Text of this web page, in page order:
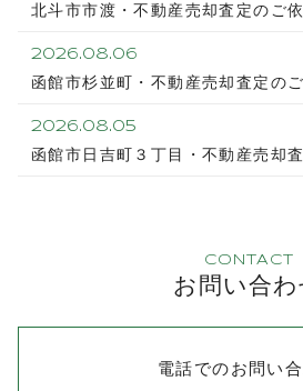
北斗市市渡・不動産売却査定のご
2026.08.06
函館市杉並町・不動産売却査定の
2026.08.05
函館市日吉町３丁目・不動産売却
CONTACT
お問い合わ
電話でのお問い